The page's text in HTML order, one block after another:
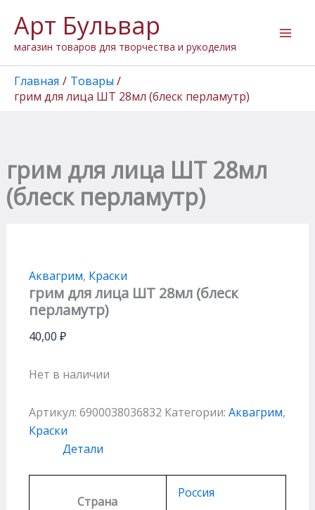
содержимому
Арт Бульвар
магазин товаров для творчества и рукоделия
Главная
Товары
грим для лица ШТ 28мл (блеск перламутр)
грим для лица ШТ 28мл
(блеск перламутр)
Аквагрим, Краски
грим для лица ШТ 28мл (блеск
перламутр)
40,00 ₽
Нет в наличии
Артикул: 6900038036832 Категории: Аквагрим,
Краски
Детали
Страна
Россия